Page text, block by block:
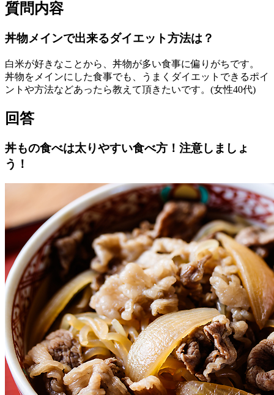
質問内容
丼物メインで出来るダイエット方法は？
白米が好きなことから、丼物が多い食事に偏りがちです。
丼物をメインにした食事でも、うまくダイエットできるポイ
ントや方法などあったら教えて頂きたいです。(女性40代)
回答
丼もの食べは太りやすい食べ方！注意しましょ
う！